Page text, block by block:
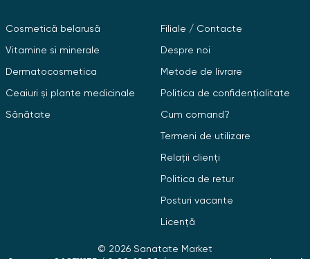
Cosmetică belarusă
Vitamine si minerale
Dermatocosmetica
Ceaiuri și plante medicinale
Sănătate
Filiale / Contacte
Despre noi
Metode de livrare
Politica de confidențialitate
Cum comand?
Termeni de utilizare
Relații clienți
Politica de retur
Posturi vacante
Licență
© 2026 Sanatate Market